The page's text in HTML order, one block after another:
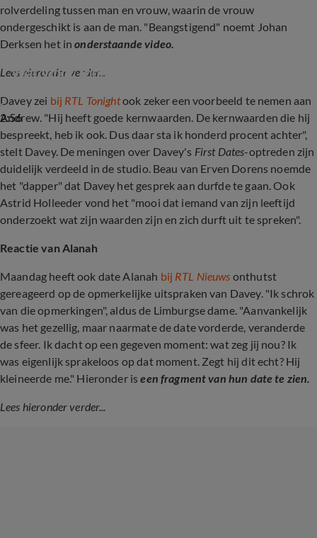
rolverdeling tussen man en vrouw, waarin de vrouw
ondergeschikt is aan de man. "Beangstigend" noemt Johan
Derksen het inonderstaande video.
Lees hieronder verder...
2:56
Wat vindt Johan van Andrew Tate?
Davey zei bij RTL Tonightook zeker een voorbeeld te nemen aan
Andrew. "Hij heeft goede kernwaarden. De kernwaarden die hij
bespreekt, heb ik ook. Dus daar sta ik honderd procent achter",
stelt Davey. De meningen over Davey's First Dates-optreden zijn
duidelijk verdeeld in de studio. Beau van Erven Dorens noemde
het "dapper" dat Davey het gesprek aan durfde te gaan. Ook
Astrid Holleeder vond het "mooi dat iemand van zijn leeftijd
onderzoekt wat zijn waarden zijn en zich durft uit te spreken".
Reactie van Alanah
Maandag heeft ook date Alanah bij RTL Nieuws onthutst
gereageerd op de opmerkelijke uitspraken van Davey. "Ik schrok
van die opmerkingen", aldus de Limburgse dame. "Aanvankelijk
was het gezellig, maar naarmate de date vorderde, veranderde
de sfeer. Ik dacht op een gegeven moment: wat zeg jij nou? Ik
was eigenlijk sprakeloos op dat moment. Zegt hij dit echt? Hij
kleineerde me." Hieronder iseen fragment van hun date te zien.
Lees hieronder verder...